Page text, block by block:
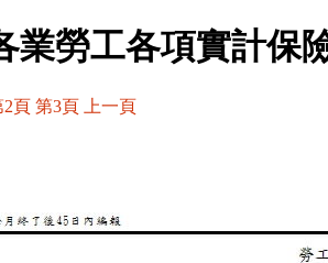
業勞工各項實計保
2頁 第3頁 上一頁